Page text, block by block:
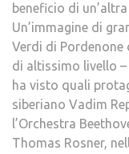
beneficio di
Un’immagine di
Verdi di Pordenone
di altissimo livello
ha visto quali
siberiano Vadim
l’Orchestra
Thomas Rosner,